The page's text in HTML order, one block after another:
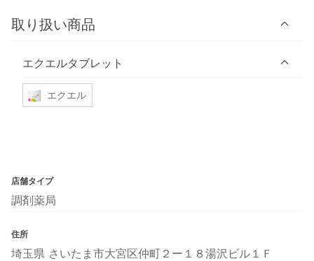
取り扱い商品
エクエルタブレット
エクエル
店舗タイプ
調剤薬局
住所
埼玉県 さいたま市大宮区仲町２ー１８湯沢ビル１Ｆ